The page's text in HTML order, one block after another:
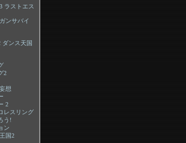
ラストエス
ンサバイ
ダンス天国
2
想
2
レスリング
う!
ン
国2